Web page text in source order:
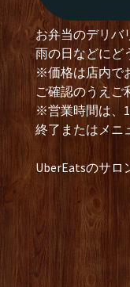
お弁当のデリバ
雨の日などにど
※価格は店内で
ご確認のうえご
※営業時間は、
終了またはメニ
UberEatsのサロ